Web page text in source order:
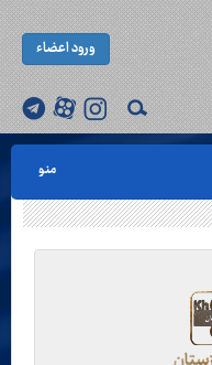
ورود اعضاء
منو